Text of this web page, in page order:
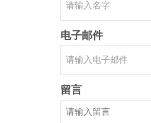
电子邮件
留言